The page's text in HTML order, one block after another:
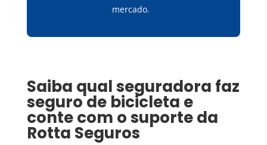
mercado.
Saiba qual seguradora faz
seguro de bicicleta e
conte com o suporte da
Rotta Seguros